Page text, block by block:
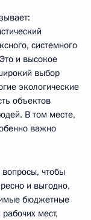
системного
и высокое
выбор
экологические
объектов
В том месте,
важно
чтобы
и выгодно,
бюджетные
мест,